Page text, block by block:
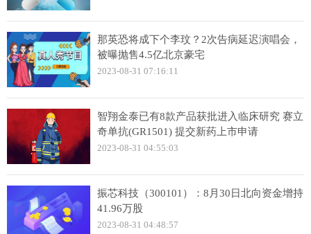
那英恐将成下个李玟？2次告病延迟演唱会，
被曝抛售4.5亿北京豪宅
2023-08-31 07:16:11
智翔金泰已有8款产品获批进入临床研究 赛立
奇单抗(GR1501) 提交新药上市申请
2023-08-31 04:55:03
振芯科技（300101）：8月30日北向资金增持
41.96万股
2023-08-31 04:48:57